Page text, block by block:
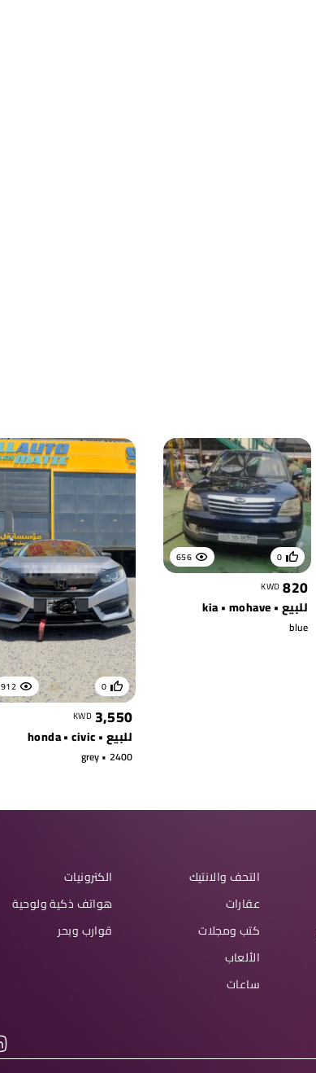
656 0
820
KWD
للبيع • kia • mohave
blue
912 0
3,550
KWD
للبيع • honda • civic
grey • 2400
التحف والانتيك
عقارات
كتب ومجلات
الألعاب
ساعات
الكترونيات
هواتف ذكية ولوحية
قوارب وبحر